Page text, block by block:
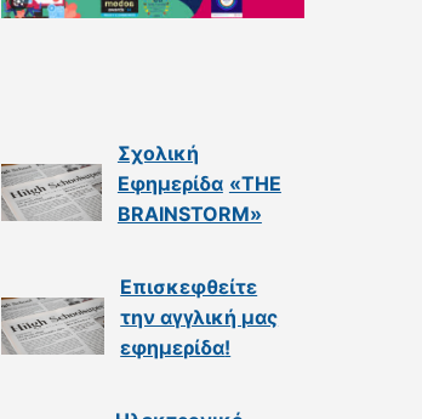
Σχολική
Εφημερίδα «THE
BRAINSTORM»
Επισκεφθείτε
την αγγλική μας
εφημερίδα!